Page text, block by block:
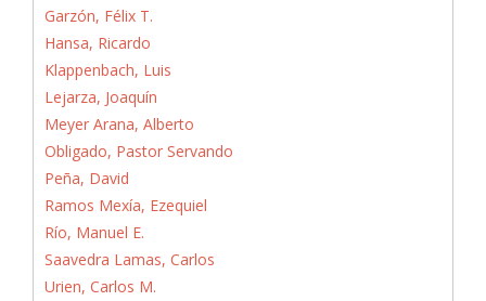
Garzón, Félix T.
Hansa, Ricardo
Klappenbach, Luis
Lejarza, Joaquín
Meyer Arana, Alberto
Obligado, Pastor Servando
Peña, David
Ramos Mexía, Ezequiel
Río, Manuel E.
Saavedra Lamas, Carlos
Urien, Carlos M.